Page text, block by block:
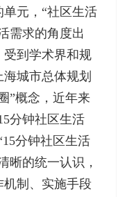
元，“社区生活
需求的角度出
受到学术界和规
城市总体规划
”概念，近年来
分钟社区生活
分钟社区生活
晰的统一认识，
制、实施手段